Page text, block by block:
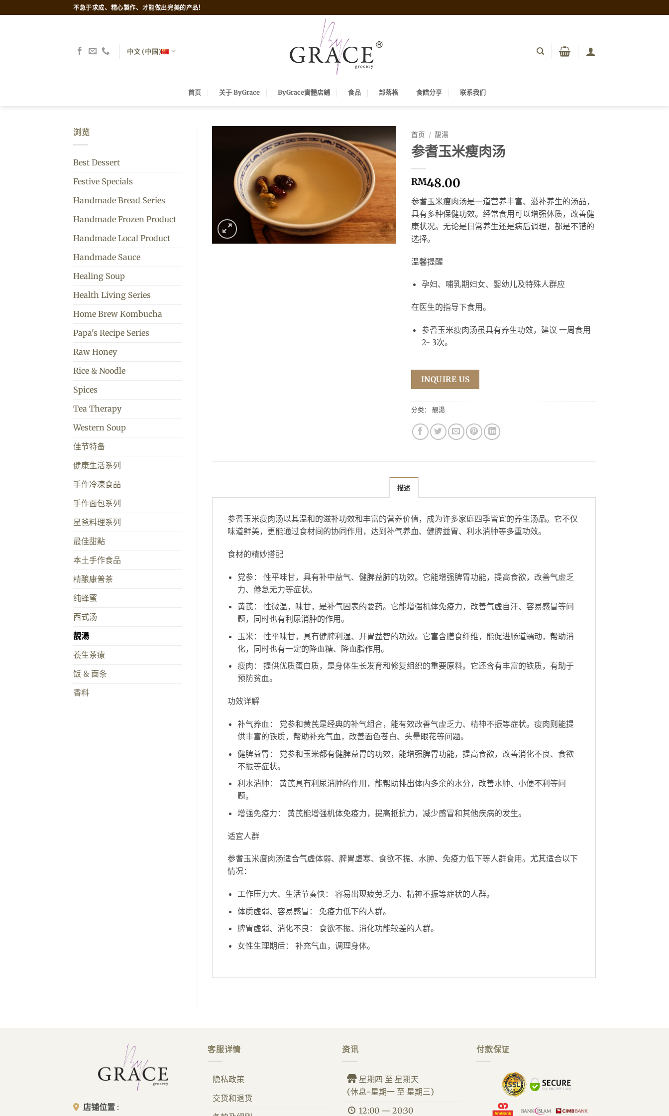
到
不急于求成、精心製作、才能做出完美的产品!
中文 (中国)
首页 关于 ByGrace ByGrace實體店鋪 食品 部落格 食譜分享 联系我们
浏览
Best Dessert
Festive Specials
Handmade Bread Series
Handmade Frozen Product
Handmade Local Product
Handmade Sauce
Healing Soup
Health Living Series
Home Brew Kombucha
Papa's Recipe Series
Raw Honey
Rice & Noodle
Spices
Tea Therapy
Western Soup
佳节特备
健康生活系列
手作冷凍食品
手作面包系列
星爸料理系列
最佳甜點
本土手作食品
精酿康普茶
纯蜂蜜
西式汤
靚湯
養生茶療
饭 & 面条
香料
首页 / 靚湯
参耆玉米瘦肉汤
RM48.00
参耆玉米瘦肉汤是一道营养丰富、滋补养生的汤品，
具有多种保健功效。经常食用可以增强体质，改善健
康状况。无论是日常养生还是病后调理，都是不错的
选择。
温馨提醒
孕妇、哺乳期妇女、婴幼儿及特殊人群应
在医生的指导下⻝用。
参耆玉米瘦肉汤虽具有养生功效，建议 一周⻝用
2- 3次。
INQUIRE US
分类：靚湯
描述
参耆玉米瘦肉汤以其温和的滋补功效和丰富的营养价值，成为许多家庭四季皆宜的养生汤品。它不仅
味道鲜美，更能通过食材间的协同作用，达到补气养血、健脾益胃、利水消肿等多重功效。
⻝材的精妙搭配
党参： 性平味甘，具有补中益气、健脾益肺的功效。它能增强脾胃功能，提高食欲，改善气虚乏
力、倦怠无力等症状。
黄芪： 性微温，味甘，是补气固表的要药。它能增强机体免疫力，改善气虚自汗、容易感冒等问
题，同时也有利尿消肿的作用。
玉米： 性平味甘，具有健脾利湿、开胃益智的功效。它富含膳食纤维，能促进肠道蠕动，帮助消
化，同时也有一定的降血糖、降血脂作用。
瘦肉： 提供优质蛋白质，是身体生长发育和修复组织的重要原料。它还含有丰富的铁质，有助于
预防贫血。
功效详解
补气养血： 党参和黄芪是经典的补气组合，能有效改善气虚乏力、精神不振等症状。瘦肉则能提
供丰富的铁质，帮助补充气血，改善面色苍白、头晕眼花等问题。
健脾益胃： 党参和玉米都有健脾益胃的功效，能增强脾胃功能，提高食欲，改善消化不良、食欲
不振等症状。
利水消肿： 黄芪具有利尿消肿的作用，能帮助排出体内多余的水分，改善水肿、小便不利等问
题。
增强免疫力： 黄芪能增强机体免疫力，提高抵抗力，减少感冒和其他疾病的发生。
适宜人群
参耆玉米瘦肉汤适合气虚体弱、脾胃虚寒、食欲不振、水肿、免疫力低下等人群食用。尤其适合以下
情况：
工作压力大、生活节奏快： 容易出现疲劳乏力、精神不振等症状的人群。
体质虚弱、容易感冒： 免疫力低下的人群。
脾胃虚弱、消化不良： 食欲不振、消化功能较差的人群。
女性生理期后： 补充气血，调理身体。
店铺位置 :
客服详情
隐私政策
交货和退货
资讯
星期四 至 星期天
(休息-星期一 至 星期三)
12:00 — 20:30
付款保证